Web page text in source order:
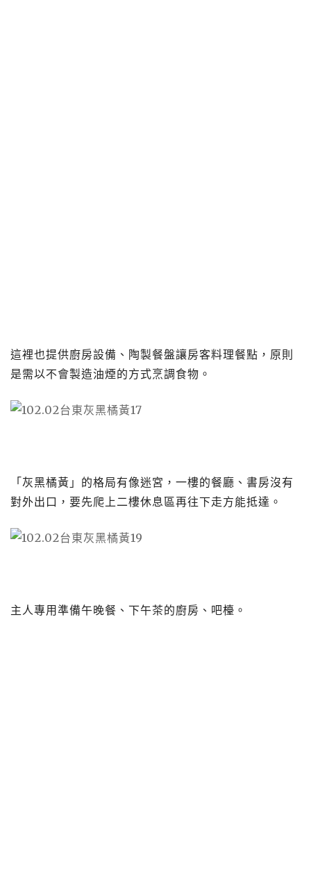
這裡也提供廚房設備、陶製餐盤讓房客料理餐點，原則
是需以不會製造油煙的方式烹調食物。
「灰黑橘黃」的格局有像迷宮，一樓的餐廳、書房沒有
對外出口，要先爬上二樓休息區再往下走方能抵達。
主人專用準備午晚餐、下午茶的廚房、吧檯。